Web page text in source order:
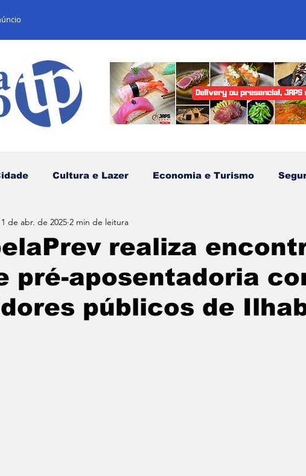
Cultura e Lazer Economia e Turismo
Esportes Comunidades Tradicionais
Especial Agenda e Utilidade Pública
realiza
pré-aposentadoria
públicos de
de abr. de 2025 2 min de leitura